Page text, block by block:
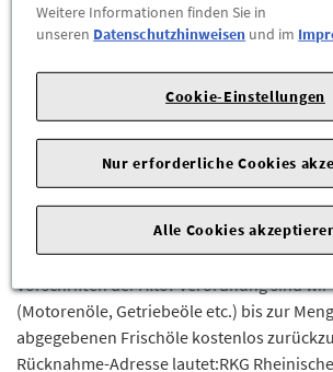
Herstellerangaben:Mercedes-Benz AG |
70723 Stuttgart |Tel: +49711170 |E-Mail:
dialog.mb@mercedes-benz.com|
https://www.mercedes-benz.com
Bitte beachten Sie bei der Verwendung die
Herstellervorschriften.Die
der Betriebsanleitung /
die aufgeführten Spezifikationen,
Vorschriften der Altöl-Verordnung sind
(Motorenöle, Getriebeöle etc.) bis zur
abgegebenen Frischöle kostenlos
Rücknahme-Adresse lautet:RKG Rheinische
Weitere Informationen finden Sie in
unseren Datenschutzhinweisen und im
Cookie-Einstellungen
Nur erforderliche Cookies
Alle Cookies